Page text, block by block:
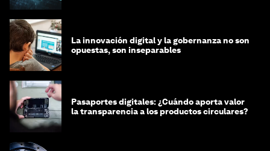
La innovación digital y la gobernanza no son
opuestas, son inseparables
Pasaportes digitales: ¿Cuándo aporta valor
la transparencia a los productos circulares?